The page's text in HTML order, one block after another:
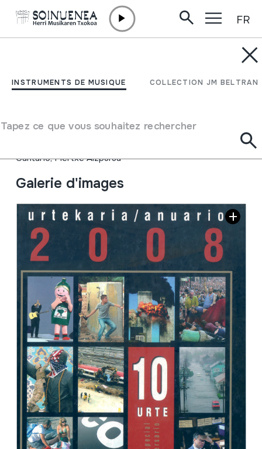
INSTRUMENTS DE MUSIQUE COLLECTION JM BELTRAN
Tapez ce que vous souhaitez rechercher
FR
Euskal Herriko Egunkaria,
Auteur
Garitano; Mertxe Aizpurua
Galerie d'images